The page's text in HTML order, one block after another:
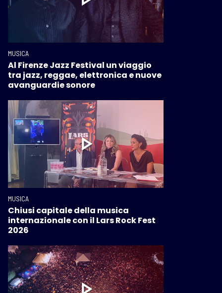
MUSICA
Al Firenze Jazz Festival un viaggio
tra jazz, reggae, elettronica e nuove
avanguardie sonore
MUSICA
Chiusi capitale della musica
internazionale con il Lars Rock Fest
2026